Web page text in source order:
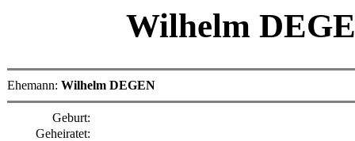
Wilhelm
Ehemann: Wilhelm DEGEN
Geburt:
Geheiratet: